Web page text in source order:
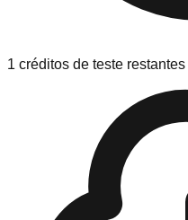
1 créditos de teste restantes